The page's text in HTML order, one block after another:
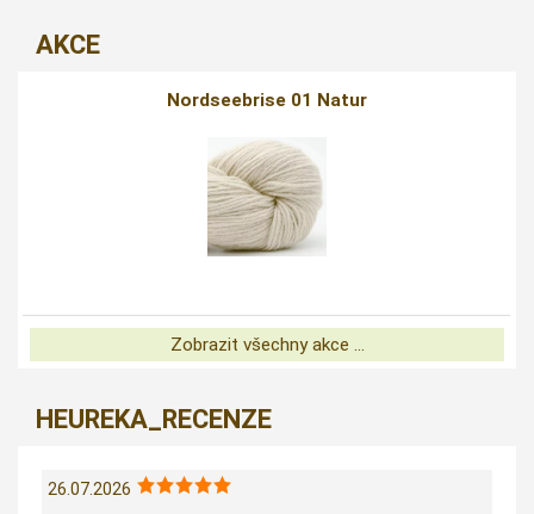
AKCE
Nordseebrise 01 Natur
Zobrazit všechny akce ...
HEUREKA_RECENZE
26.07.2026